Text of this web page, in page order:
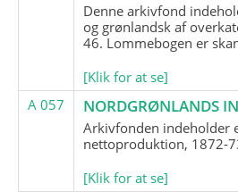
Denne arkivfond
og grønlandsk af
46. Lommebogen er
[Klik for at se]
A 057
NORDGRØNLANDS
Arkivfonden indeholder
nettoproduktion, 1872-
[Klik for at se]